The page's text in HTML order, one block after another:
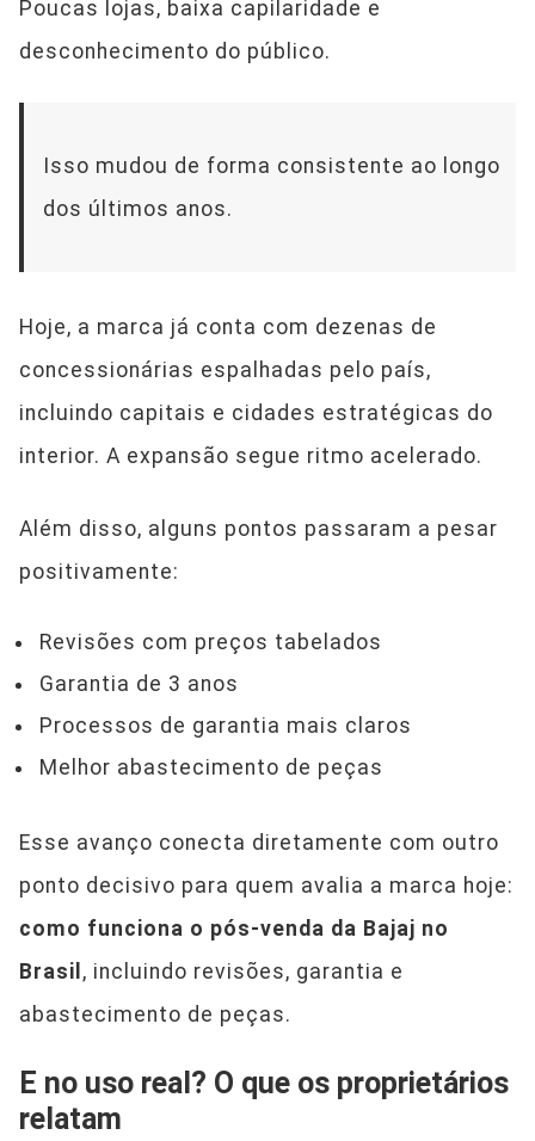
Poucas lojas, baixa capilaridade e
desconhecimento do público.
Isso mudou de forma consistente ao longo
dos últimos anos.
Hoje, a marca já conta com dezenas de
concessionárias espalhadas pelo país,
incluindo capitais e cidades estratégicas do
interior. A expansão segue ritmo acelerado.
Além disso, alguns pontos passaram a pesar
positivamente:
Revisões com preços tabelados
Garantia de 3 anos
Processos de garantia mais claros
Melhor abastecimento de peças
Esse avanço conecta diretamente com outro
ponto decisivo para quem avalia a marca hoje:
como funciona o pós-venda da Bajaj no
Brasil , incluindo revisões, garantia e
abastecimento de peças.
E no uso real? O que os proprietários
relatam